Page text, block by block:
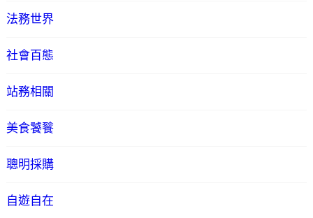
法務世界
社會百態
站務相關
美食饕餮
聰明採購
自遊自在